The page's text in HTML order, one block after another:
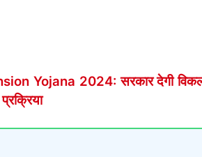
Yojana 2024: सरकार देगी